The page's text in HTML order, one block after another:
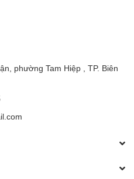
phường Tam Hiệp , TP. Biên